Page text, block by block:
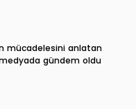
mücadelesini anlatan
gündem oldu